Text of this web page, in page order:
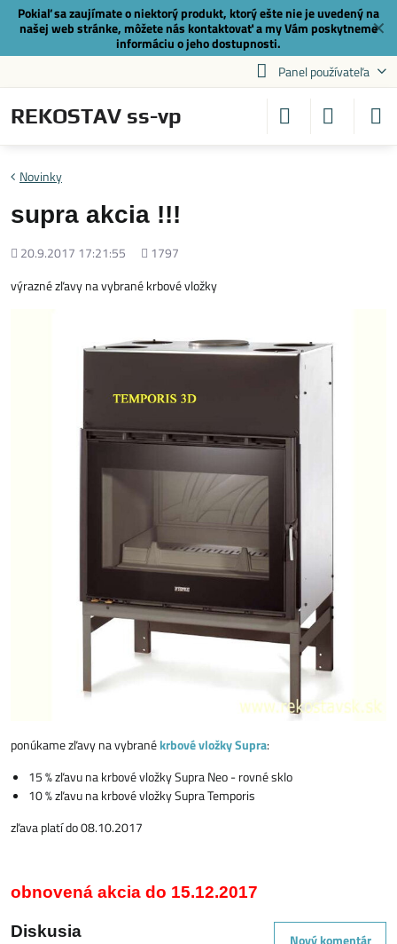
✕
Pokiaľ sa zaujímate o niektorý produkt, ktorý ešte nie je uvedený na
našej web stránke, môžete nás kontaktovaťa my Vám poskytneme
informáciu o jeho dostupnosti.
Panel používateľa
REKOSTAV ss-vp
Novinky
supra akcia !!!
Pridané
20.9.2017 17:21:55
Počet
1797
výrazné zľavy na vybrané krbové vložky
ponúkame zľavy na vybranékrbové vložky Supra:
15 % zľavu na krbové vložky Supra Neo - rovné sklo
10 % zľavu na krbové vložky Supra Temporis
zľava platí do 08.10.2017
obnovená akcia do 15.12.2017
Diskusia
Nový komentár